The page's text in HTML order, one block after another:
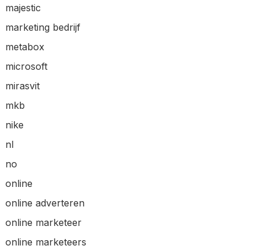
majestic
marketing bedrijf
metabox
microsoft
mirasvit
mkb
nike
nl
no
online
online adverteren
online marketeer
online marketeers